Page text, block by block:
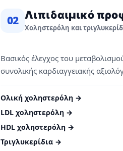
02 Λιπιδαιμικό
Χοληστερόλη και
Βασικός έλεγχος του
συνολικής καρδιαγγειακής
Ολική χοληστερόλη →
LDL χοληστερόλη →
HDL χοληστερόλη →
Τριγλυκερίδια →